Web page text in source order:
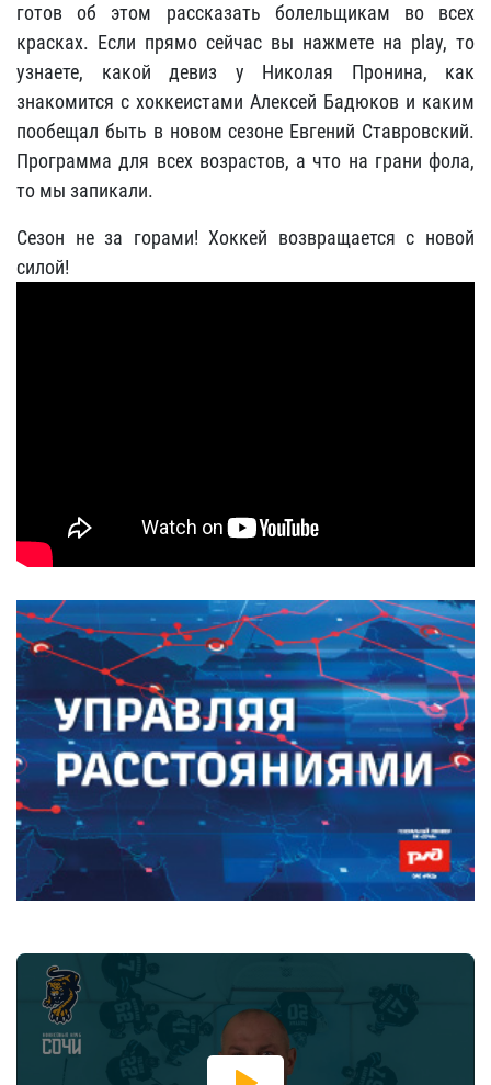
готов об этом рассказать болельщикам во всех
красках. Если прямо сейчас вы нажмете на play, то
узнаете, какой девиз у Николая Пронина, как
знакомится с хоккеистами Алексей Бадюков и каким
пообещал быть в новом сезоне Евгений Ставровский.
Программа для всех возрастов, а что на грани фола,
то мы запикали.
Сезон не за горами! Хоккей возвращается с новой
силой!